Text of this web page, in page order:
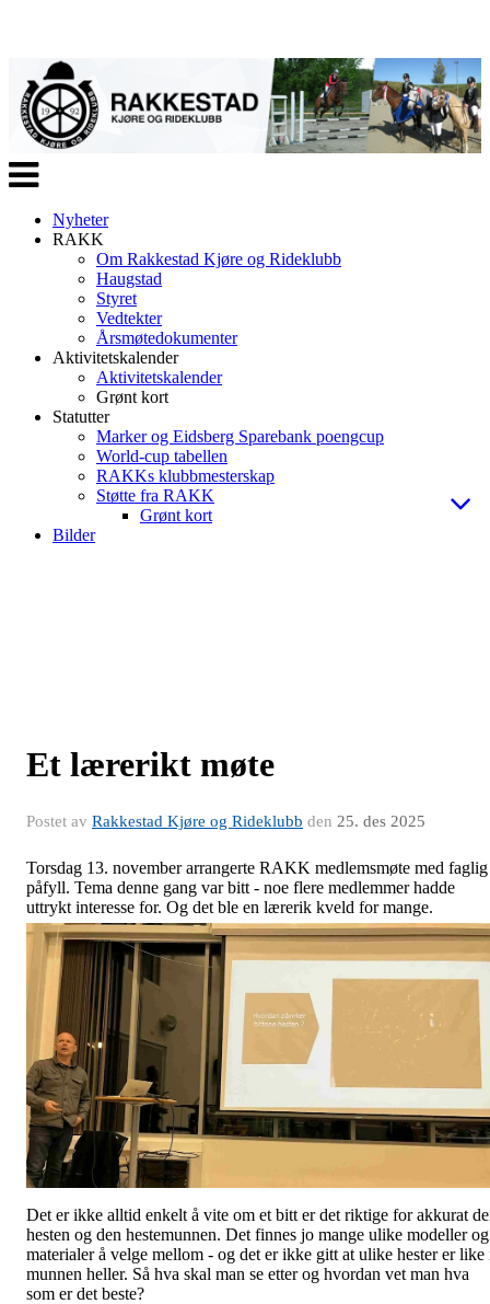
Veksle
navigasjon
Nyheter
RAKK
Om Rakkestad Kjøre og Rideklubb
Haugstad
Styret
Vedtekter
Årsmøtedokumenter
Aktivitetskalender
Aktivitetskalender
Grønt kort
Statutter
Marker og Eidsberg Sparebank poengcup
World-cup tabellen
RAKKs klubbmesterskap
Støtte fra RAKK
Grønt kort
Bilder
Et lærerikt møte
Postet av Rakkestad Kjøre og Rideklubb den 25. des 2025
Torsdag 13. november arrangerte RAKK medlemsmøte med faglig
påfyll. Tema denne gang var bitt - noe flere medlemmer hadde
uttrykt interesse for. Og det ble en lærerik kveld for mange.
Det er ikke alltid enkelt å vite om et bitt er det riktige for akkurat
hesten og den hestemunnen. Det finnes jo mange ulike modeller og
materialer å velge mellom - og det er ikke gitt at ulike hester er like
munnen heller. Så hva skal man se etter og hvordan vet man hva
som er det beste?